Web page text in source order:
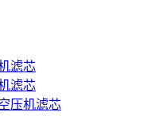
滤芯
滤芯
压机滤芯